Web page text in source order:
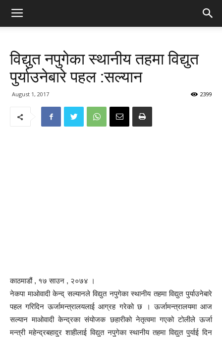
विद्युत नपुगेका स्थानीय तहमा विद्युत
पुर्याउनेबारे पहल :सल्यान
August 1, 2017 2399
काठमाडौं , १७ साउन , २०७४ ।
नेकपा माओवादी केन्द् सल्यानले विद्युत नपुगेका स्थानीय तहमा विद्युत पुर्याउनेबारे
पहल गरिदिन ऊर्जामन्त्रालयलाई आग्रह गरेको छ । ऊर्जामन्त्रालयमा आज
सल्यान माओवादी केन्द्रका संयोजक छहारीको नेतृत्वमा गएको टोलीले ऊर्जा
मन्त्री महेन्द्रबहादुर शाहीलाई विद्युत नपुगेका स्थानीय तहमा विद्युत पुर्याई दिन